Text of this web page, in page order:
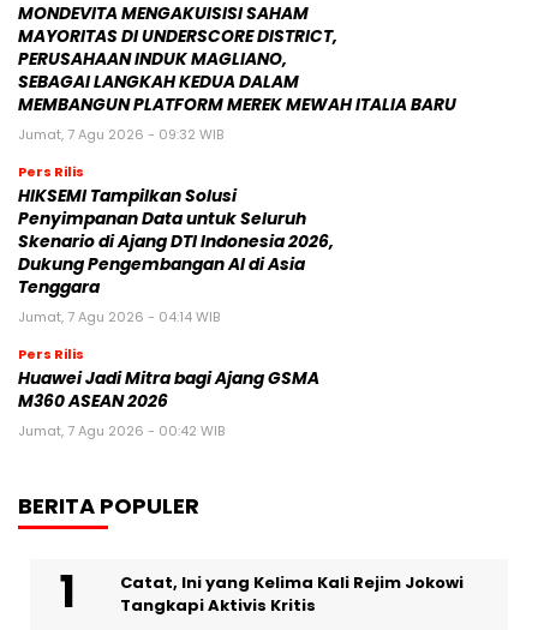
MONDEVITA MENGAKUISISI SAHAM
MAYORITAS DI UNDERSCORE DISTRICT,
PERUSAHAAN INDUK MAGLIANO,
SEBAGAI LANGKAH KEDUA DALAM
MEMBANGUN PLATFORM MEREK MEWAH ITALIA BARU
Jumat, 7 Agu 2026 - 09:32 WIB
Pers Rilis
HIKSEMI Tampilkan Solusi
Penyimpanan Data untuk Seluruh
Skenario di Ajang DTI Indonesia 2026,
Dukung Pengembangan AI di Asia
Tenggara
Jumat, 7 Agu 2026 - 04:14 WIB
Pers Rilis
Huawei Jadi Mitra bagi Ajang GSMA
M360 ASEAN 2026
Jumat, 7 Agu 2026 - 00:42 WIB
BERITA POPULER
Catat, Ini yang Kelima Kali Rejim Jokowi
Tangkapi Aktivis Kritis